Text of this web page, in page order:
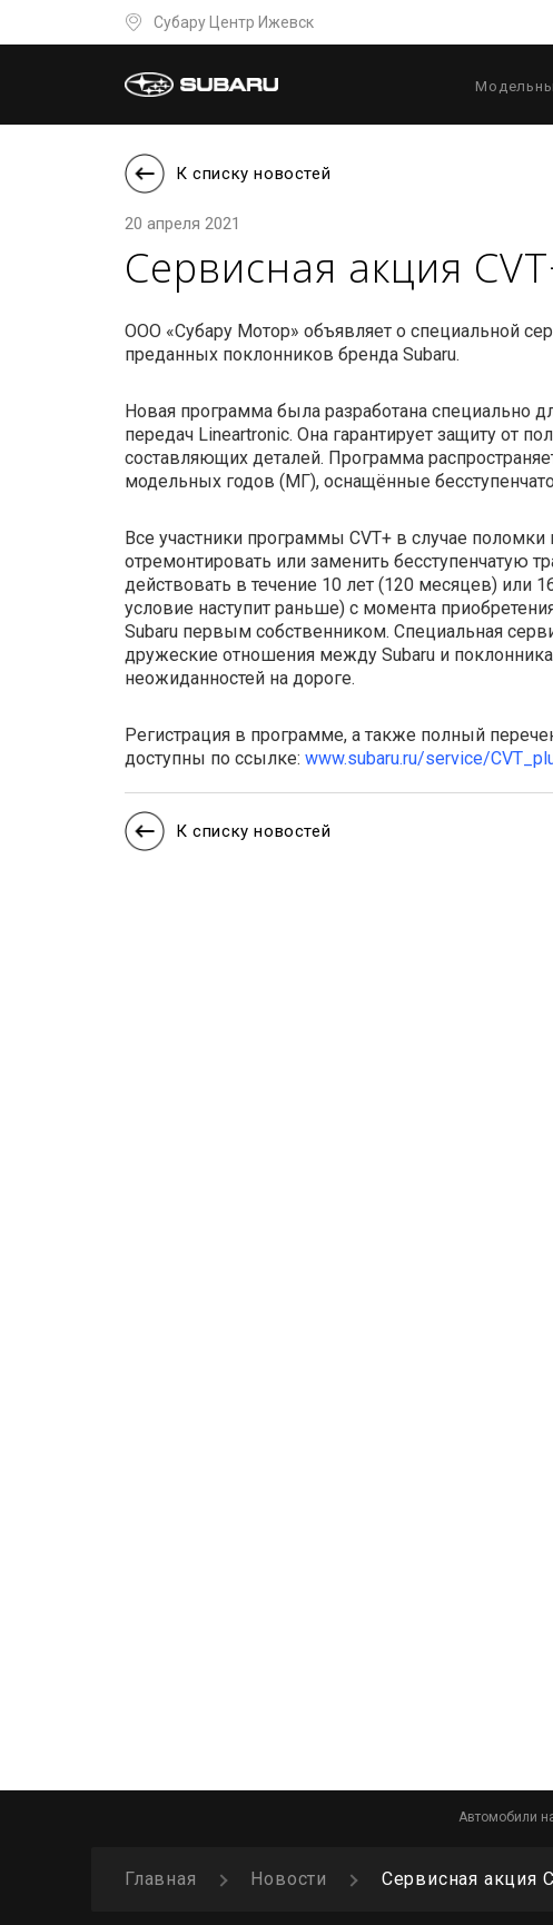
Субару Центр Ижевск
К списку новостей
20 апреля 2021
Сервисная акция
ООО «Субару Мотор» объявляет о специальной
преданных поклонников бренда Subaru.
Новая программа была разработана специально
передач Lineartronic. Она гарантирует защиту от
составляющих деталей. Программа
модельных годов (МГ), оснащённые
Все участники программы CVT+ в случае
отремонтировать или заменить бесступенчатую
действовать в течение 10 лет (120 месяцев) или
условие наступит раньше) с момента
Subaru первым собственником. Специальная
дружеские отношения между Subaru и
неожиданностей на дороге.
Регистрация в программе, а также полный
доступны по ссылке: www.subaru.ru/service/
К списку новостей
Автомобили
Главная Новости Сервисная акция